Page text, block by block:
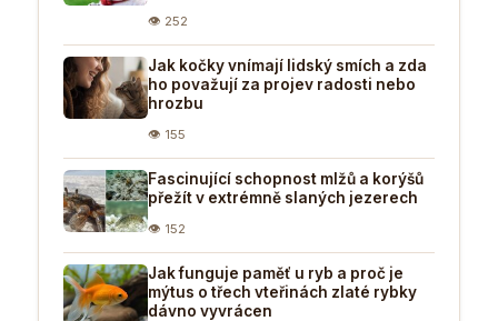
👁 252
Jak kočky vnímají lidský smích a zda
ho považují za projev radosti nebo
hrozbu
👁 155
Fascinující schopnost mlžů a korýšů
přežít v extrémně slaných jezerech
👁 152
Jak funguje paměť u ryb a proč je
mýtus o třech vteřinách zlaté rybky
dávno vyvrácen